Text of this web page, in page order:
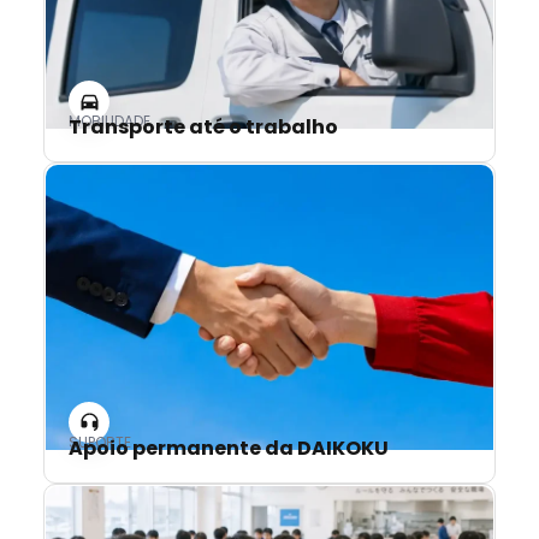
MOBILIDADE
Transporte até o trabalho
SUPORTE
Apoio permanente da DAIKOKU